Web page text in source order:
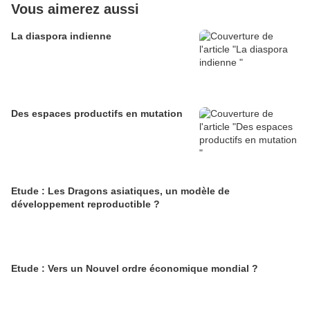
Vous aimerez aussi
La diaspora indienne
Des espaces productifs en mutation
Etude : Les Dragons asiatiques, un modèle de
développement reproductible ?
Etude : Vers un Nouvel ordre économique mondial ?